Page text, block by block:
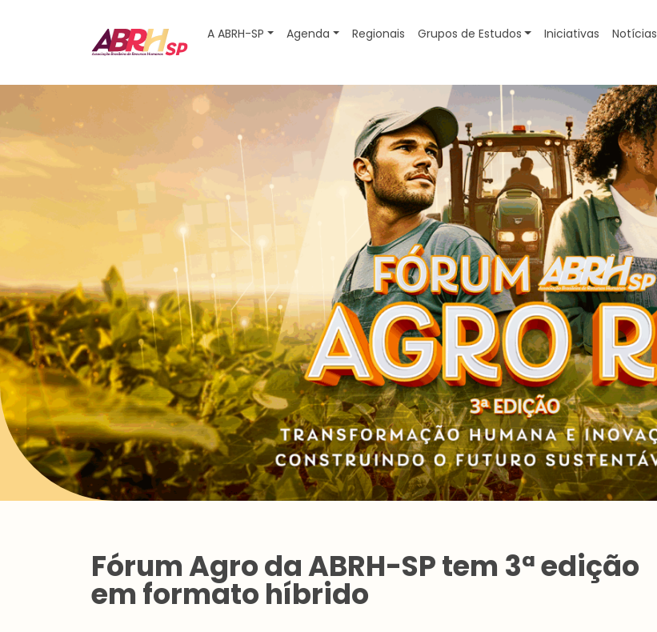
Navegação principal
A ABRH-SP Agenda Regionais Grupos de Estudos Iniciativas Notícias
Fórum Agro da ABRH-SP tem 3ª edição
em formato híbrido